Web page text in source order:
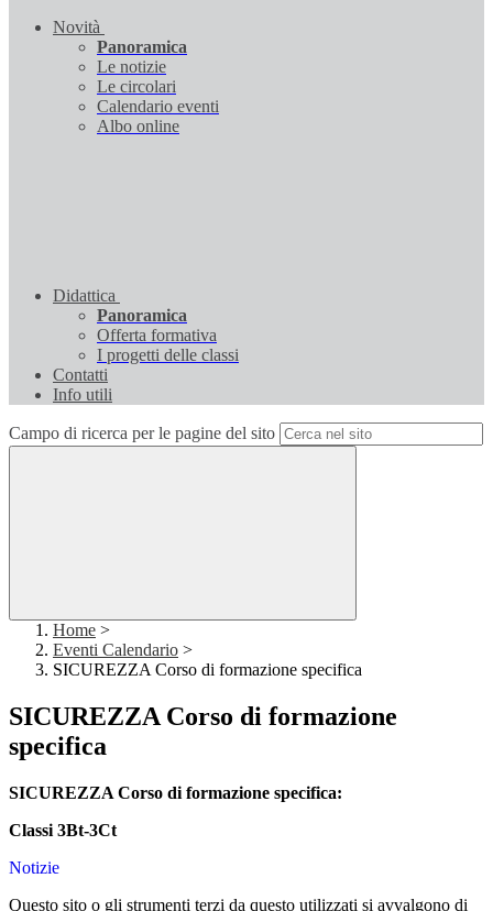
Novità
Panoramica
Le notizie
Le circolari
Calendario eventi
Albo online
Didattica
Panoramica
Offerta formativa
I progetti delle classi
Contatti
Info utili
Campo di ricerca per le pagine del sito
Home >
Eventi Calendario >
SICUREZZA Corso di formazione specifica
SICUREZZA Corso di formazione
specifica
SICUREZZA Corso di formazione specifica:
Classi 3Bt-3Ct
Notizie
Questo sito o gli strumenti terzi da questo utilizzati si avvalgono di